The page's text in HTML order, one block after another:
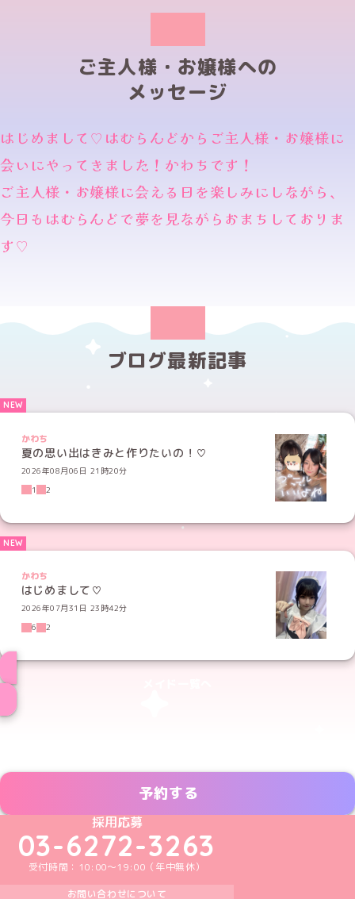
ご主人様・お嬢様への
メッセージ
はじめまして♡はむらんどからご主人様・お嬢様に
会いにやってきました！かわちです！
ご主人様・お嬢様に会える日を楽しみにしながら、
今日もはむらんどで夢を見ながらおまちしておりま
す♡
ブログ最新記事
かわち
夏の思い出はきみと作りたいの！♡
2026年08月06日 21時20分
1
2
かわち
はじめまして♡
2026年07月31日 23時42分
6
2
予約する
めいどりーみんTikTok公式アカウント
めいどりーみんX公式アカウント
めいどりーみんInstagram公式アカウント
めいどりーみんFacebook公式アカウン
めいどりーみんYouTube公式アカ
採用応募
03-6272-3263
受付時間：10:00～19:00（年中無休）
お問い合わせについて